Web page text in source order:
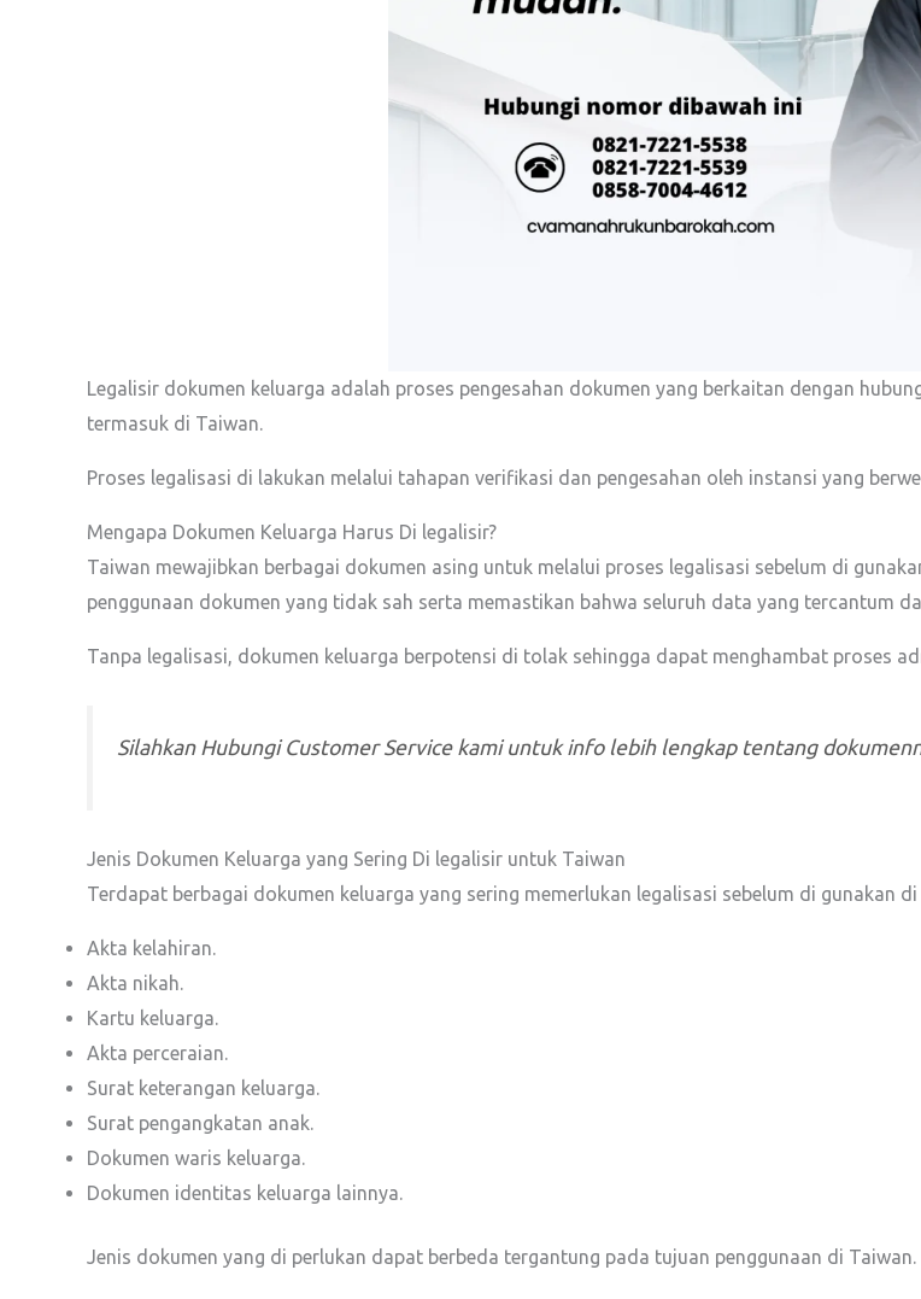
Legalisir dokumen keluarga adalah proses pengesahan dokumen yang berkaitan dengan
termasuk di Taiwan.
Proses legalisasi di lakukan melalui tahapan verifikasi dan pengesahan oleh instansi yang
Mengapa Dokumen Keluarga Harus Di legalisir?
Taiwan mewajibkan berbagai dokumen asing untuk melalui proses legalisasi sebelum di
penggunaan dokumen yang tidak sah serta memastikan bahwa seluruh data yang tercantum
Tanpa legalisasi, dokumen keluarga berpotensi di tolak sehingga dapat menghambat proses
Silahkan Hubungi Customer Service kami untuk info lebih lengkap tentang
Jenis Dokumen Keluarga yang Sering Di legalisir untuk Taiwan
Terdapat berbagai dokumen keluarga yang sering memerlukan legalisasi sebelum di gunakan
Akta kelahiran.
Akta nikah.
Kartu keluarga.
Akta perceraian.
Surat keterangan keluarga.
Surat pengangkatan anak.
Dokumen waris keluarga.
Dokumen identitas keluarga lainnya.
Jenis dokumen yang di perlukan dapat berbeda tergantung pada tujuan penggunaan di Taiwan.